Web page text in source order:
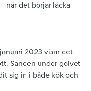
när det börjar läcka
2023 visar det
Sanden under golvet
sig in i både kök och